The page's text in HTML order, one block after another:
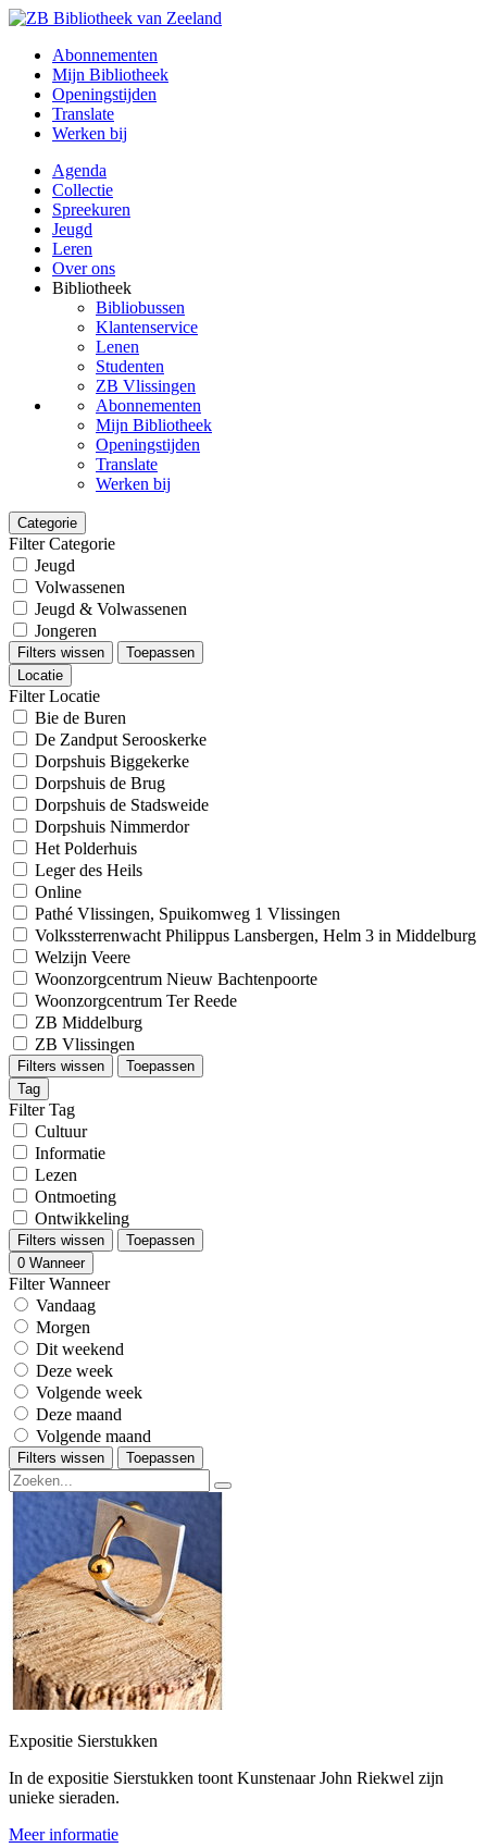
Abonnementen
Mijn Bibliotheek
Openingstijden
Translate
Werken bij
Agenda
Collectie
Spreekuren
Jeugd
Leren
Over ons
Bibliotheek
Bibliobussen
Klantenservice
Lenen
Studenten
ZB Vlissingen
Abonnementen
Mijn Bibliotheek
Openingstijden
Translate
Werken bij
Categorie
Filter Categorie
Jeugd
Volwassenen
Jeugd & Volwassenen
Jongeren
Filters wissen
Toepassen
Locatie
Filter Locatie
Bie de Buren
De Zandput Serooskerke
Dorpshuis Biggekerke
Dorpshuis de Brug
Dorpshuis de Stadsweide
Dorpshuis Nimmerdor
Het Polderhuis
Leger des Heils
Online
Pathé Vlissingen, Spuikomweg 1 Vlissingen
Volkssterrenwacht Philippus Lansbergen, Helm 3 in Middelburg
Welzijn Veere
Woonzorgcentrum Nieuw Bachtenpoorte
Woonzorgcentrum Ter Reede
ZB Middelburg
ZB Vlissingen
Filters wissen
Toepassen
Tag
Filter Tag
Cultuur
Informatie
Lezen
Ontmoeting
Ontwikkeling
Filters wissen
Toepassen
0 Wanneer
Filter Wanneer
Vandaag
Morgen
Dit weekend
Deze week
Volgende week
Deze maand
Volgende maand
Filters wissen Toepassen
Expositie Sierstukken
In de expositie Sierstukken toont Kunstenaar John Riekwel zijn
unieke sieraden.
Meer informatie